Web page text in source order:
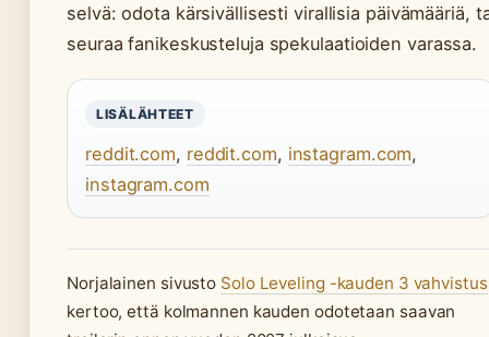
selvä: odota kärsivällisesti virallisia päivämääriä,
seuraa fanikeskusteluja spekulaatioiden varassa.
LISÄLÄHTEET
reddit.com, reddit.com, instagram.com,
instagram.com
Norjalainen sivusto Solo Leveling -kauden 3 vahvistus
kertoo, että kolmannen kauden odotetaan saavan